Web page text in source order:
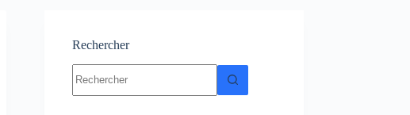
Rechercher
résultat